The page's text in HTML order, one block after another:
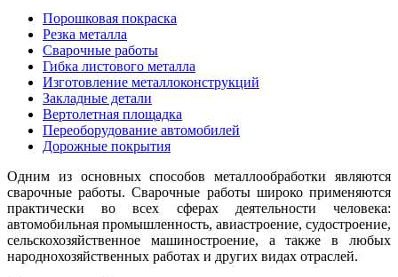
Порошковая покраска
Резка металла
Сварочные работы
Гибка листового металла
Изготовление металлоконструкций
Закладные детали
Вертолетная площадка
Переоборудование автомобилей
Дорожные покрытия
Одним из основных способов металлообработки являются
сварочные работы. Сварочные работы широко применяются
практически во всех сферах деятельности человека:
автомобильная промышленность, авиастроение, судостроение,
сельскохозяйственное машиностроение, а также в любых
народнохозяйственных работах и других видах отраслей.